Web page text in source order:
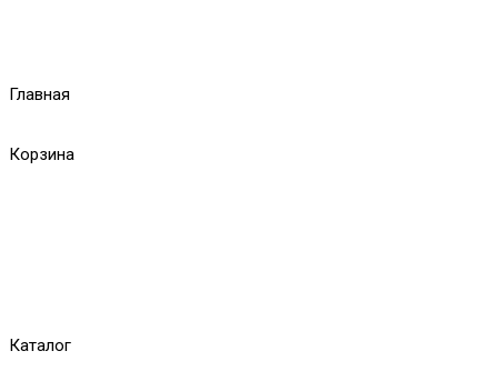
Главная
Корзина
Каталог